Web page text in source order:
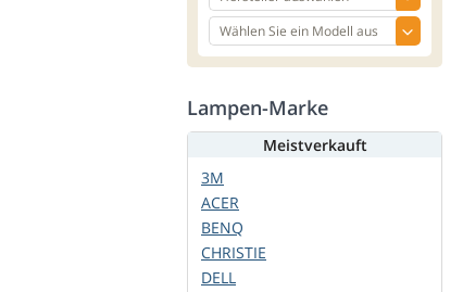
Lampen-Marke
Meistverkauft
3M
ACER
BENQ
CHRISTIE
DELL